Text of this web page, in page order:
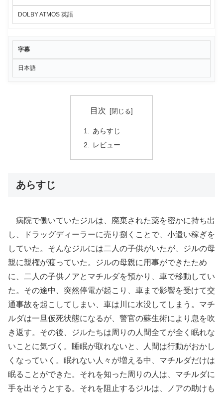
DOLBY ATMOS 英語
字幕
日本語
目次
あらすじ
レビュー
あらすじ
病院で働いていたジルは、廃棄された薬を密かに持ち出
し、ドラッグディーラーに売り捌くことで、小遣い稼ぎを
していた。そんなジルには二人の子供がいたが、ジルの母
親に親権が渡っていた。ジルの母親に用事ができたため
に、二人の子供ノアとマチルダを預かり、車で移動してい
た。その途中、突然停電が起こり、車まで影響を受けて交
通事故を起こしてしまい、車は川に水没してしまう。マチ
ルダは一旦仮死状態になるが、警官の蘇生術により息を吹
き返す。その後、ジルたちは周りの人間全てが全く眠れな
いことに気づく。睡眠が取れないと、人間は行動がおかし
くなっていく。眠れない人々が増える中、マチルダだけは
眠ることができた。それを知った周りの人は、マチルダに
手を出そうとする。それを阻止するジルは、ノアの助けも